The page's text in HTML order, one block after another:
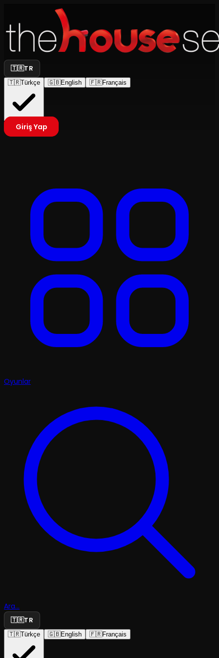
🇹🇷TR
🇹🇷Türkçe 🇬🇧English 🇫🇷Français
Giriş Yap
Oyunlar
Ara...
🇹🇷TR
🇹🇷Türkçe 🇬🇧English 🇫🇷Français